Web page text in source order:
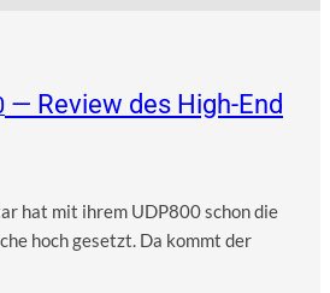
— Review des High-End
hat mit ihrem UDP800 schon die
hoch gesetzt. Da kommt der